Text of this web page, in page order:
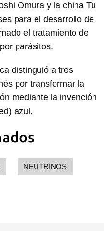
Omura y la china Tu
para el desarrollo de
el tratamiento de
parásitos.
distinguió a tres
por transformar la
mediante la invención
azul.
NEUTRINOS